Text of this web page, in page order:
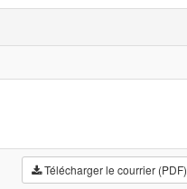
Télécharger le courrier (PDF)